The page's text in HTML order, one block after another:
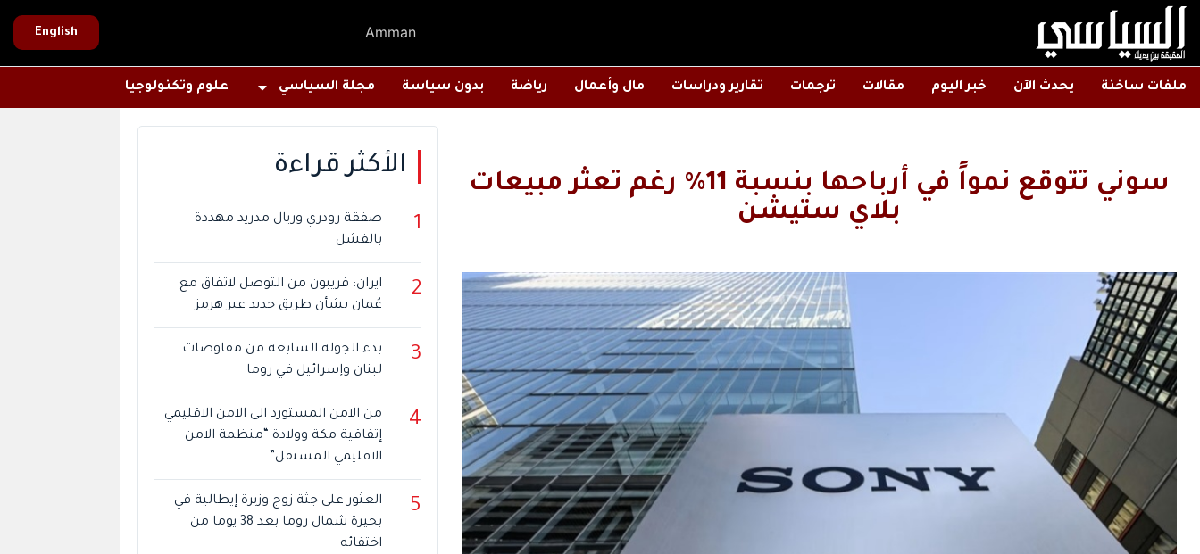
Amman
English
ملفات ساخنة يحدث الآن خبر اليوم مقالات ترجمات تقارير ودراسات مال وأعمال رياضة بدون سياسة مجلة السياسي علوم وتكنولوجيا
سوني تتوقع نمواً في أرباحها بنسبة 11% رغم تعثر مبيعات
بلاي ستيشن
الأكثر قراءة
1
صفقة رودري وريال مدريد مهددة
بالفشل
2
ايران: قريبون من التوصل لاتفاق مع
عُمان بشأن طريق جديد عبر هرمز
3
بدء الجولة السابعة من مفاوضات
لبنان وإسرائيل في روما
4
من الامن المستورد الى الامن الاقليمي
إتفاقية مكة وولادة “منظمة الامن
الاقليمي المستقل”
5
العثور على جثة زوج وزيرة إيطالية في
بحيرة شمال روما بعد 38 يوما من
اختفائه